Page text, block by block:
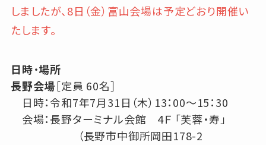
しましたが、8日（金）富山会場は予定どおり開催い
たします。
日時・場所
長野会場［定員 60名］
日時：令和7年7月31日（木）13：00～15：30
会場：長野ターミナル会館 4Ｆ 「芙蓉・寿」
（長野市中御所岡田178-2